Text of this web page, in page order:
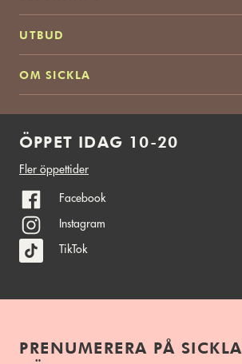
UTBUD
OM SICKLA
ÖPPET IDAG 10-20
Fler öppettider
Facebook
Instagram
TikTok
PRENUMERERA PÅ SICKLA